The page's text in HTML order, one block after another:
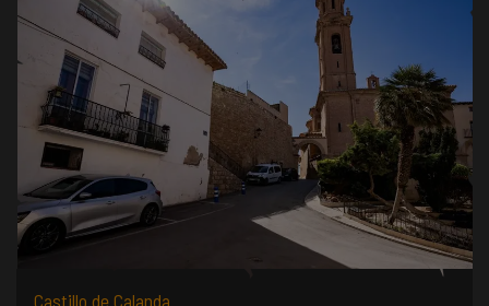
Castillo de Calanda